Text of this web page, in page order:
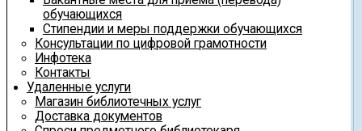
обучающихся
Стипендии и меры поддержки обучающихся
Консультации по цифровой грамотности
Инфотека
Контакты
Удаленные услуги
Магазин библиотечных услуг
Доставка документов